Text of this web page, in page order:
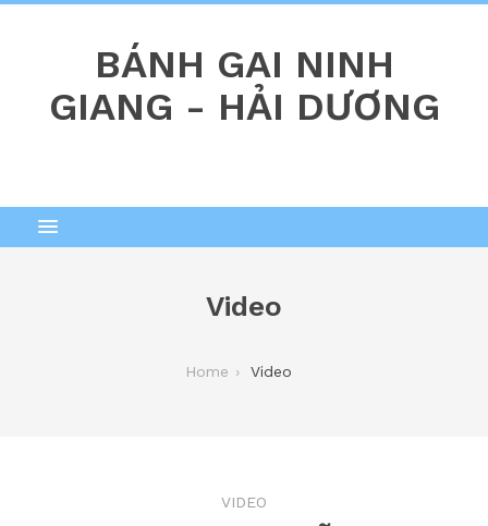
BÁNH GAI NINH
GIANG - HẢI DƯƠNG
Video
Home Video
VIDEO